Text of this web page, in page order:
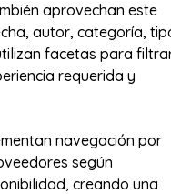
aprovechan este
autor, categoría,
facetas para
requerida y
navegación por
según
creando una